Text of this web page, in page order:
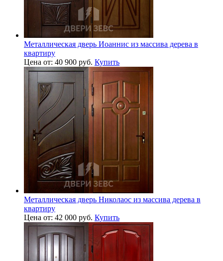
Металлическая дверь Иоаннис из массива дерева в
квартиру
Цена от: 40 900 руб. Купить
Металлическая дверь Николаос из массива дерева в
квартиру
Цена от: 42 000 руб. Купить